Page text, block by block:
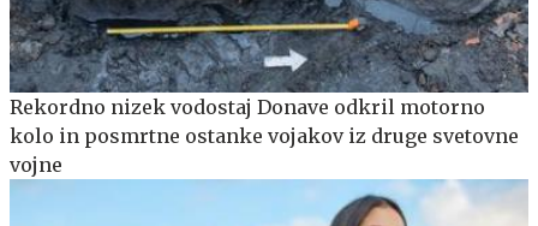
Rekordno nizek vodostaj Donave odkril motorno
kolo in posmrtne ostanke vojakov iz druge svetovne
vojne